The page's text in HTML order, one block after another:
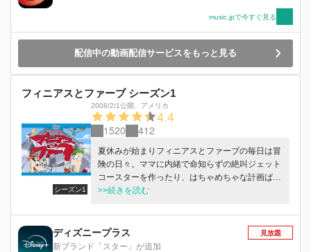
music.jpで今すぐ見る
配信中の動画配信サービスをもっと見る
フィニアスとファーブ シーズン1
シーズン1
2008/2/1公開 アメリカ
4.4
1520 412
夏休みが始まりフィニアスとファーブの毎日は冒
険の日々。ママに内緒で命知らずの絶叫ジェット
コースターを作ったり、はちゃめちゃな計画ばか
り。
>>続きを読む
ディズニープラス
新ブランド「スター」が追加
見放題